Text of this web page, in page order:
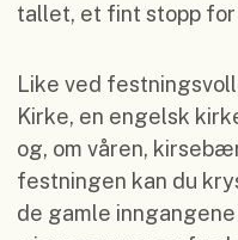
tallet, et fint stopp
Like ved
Kirke, en engelsk
og, om våren,
festningen kan du
de gamle